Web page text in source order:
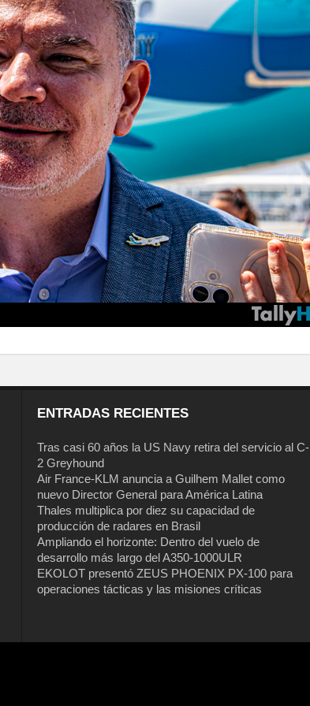
ENTRADAS RECIENTES
Tras casi 60 años la US Navy retira del servicio al C-
2 Greyhound
Air France-KLM anuncia a Guilhem Mallet como
nuevo Director General para América Latina
Thales multiplica por diez su capacidad de
producción de radares en Brasil
Ampliando el horizonte: Dentro del vuelo de
desarrollo más largo del A350-1000ULR
EKOLOT presentó ZEUS PHOENIX PX-100 para
operaciones tácticas y las misiones críticas